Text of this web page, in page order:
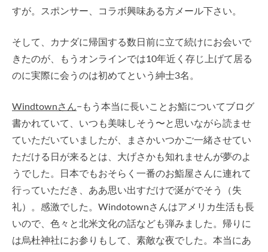
すが。スポンサー、コラボ興味ある方メール下さい。
そして、カナダに帰国する数日前に立て続けにお会いで
きたのが、もうオンラインでは10年近く存じ上げて居る
のに実際に会うのは初めてという紳士3名。
Windtownさん−もう本当に長いことお鮨についてブログ
書かれていて、いつも美味しそう〜と思いながら読ませ
ていただいていましたが、まさかいつかご一緒させてい
ただける日が来るとは、大げさかも知れませんが夢のよ
うでした。日本でもおそらく一番のお鮨屋さんに連れて
行っていただき、ああ思い出すだけで涎がでそう（失
礼）。感激でした。Windotownさんはアメリカ生活も長
いので、色々と北米文化の話なども弾みました。帰りに
は烏杜神社にお参りもして、素敵な夜でした。本当にあ